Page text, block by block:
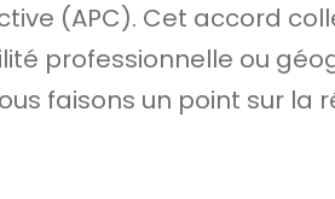
(APC). Cet accord
professionnelle ou
faisons un point sur la